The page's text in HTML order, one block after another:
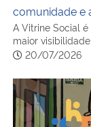
comunidade e
A Vitrine Social
maior
20/07/2026
Resumo da